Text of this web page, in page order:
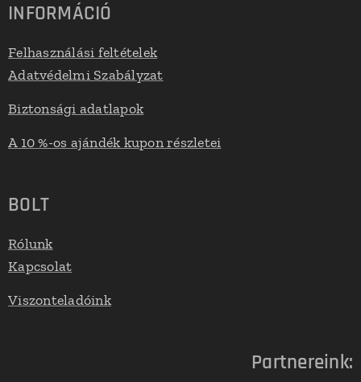
INFORMÁCIÓ
Felhasználási feltételek
Adatvédelmi Szabályzat
Biztonsági adatlapok
A 10 %-os ajándék kupon részletei
BOLT
Rólunk
Kapcsolat
Viszonteladóink
Partnereink: